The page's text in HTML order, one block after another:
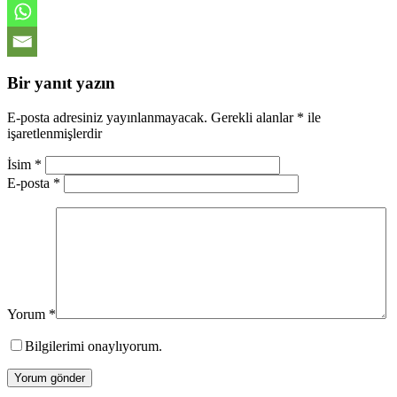
Bir yanıt yazın
E-posta adresiniz yayınlanmayacak. Gerekli alanlar * ile
işaretlenmişlerdir
İsim *
E-posta *
Yorum *
Bilgilerimi onaylıyorum.